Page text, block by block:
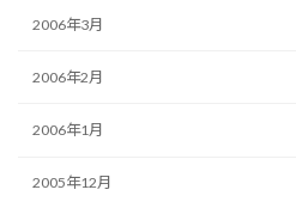
2006年3月
2006年2月
2006年1月
2005年12月